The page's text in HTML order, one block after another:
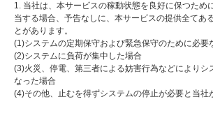
1. 当社は、本サービスの稼動状態を良好に保つため
当する場合、予告なしに、本サービスの提供全てあ
とがあります。
(1)システムの定期保守および緊急保守のために必要
(2)システムに負荷が集中した場合
(3)火災、停電、第三者による妨害行為などによりシ
なった場合
(4)その他、止むを得ずシステムの停止が必要と当社